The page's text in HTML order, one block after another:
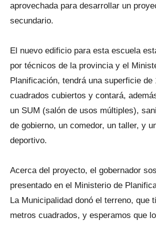
aprovechada para desarrollar un
secundario.
El nuevo edificio para esta escuela
por técnicos de la provincia y el
Planificación, tendrá una superficie de
cuadrados cubiertos y contará,
un SUM (salón de usos múltiples),
de gobierno, un comedor, un taller, y
deportivo.
Acerca del proyecto, el gobernador
presentado en el Ministerio de
La Municipalidad donó el terreno, que
metros cuadrados, y esperamos que